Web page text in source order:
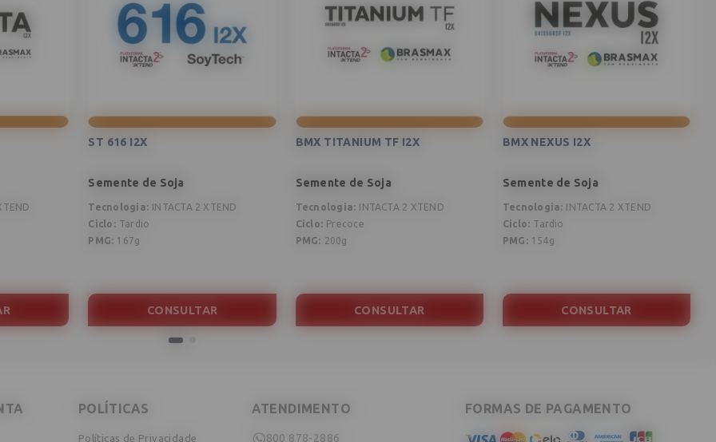
ST 616 I2X
Semente de Soja
Tecnologia:
INTACTA 2 XTEND
Ciclo : Tardio
PMG: 167g
CONSULTAR
BMX TITANIUM TF I2X
Semente de Soja
Tecnologia:
INTACTA 2 XTEND
Ciclo: Precoce
PMG: 200g
CONSULTAR
BMX NEXUS I2X
Semente de Soja
Tecnologia:
INTACTA 2 XTEND
Ciclo: Tardio
PMG : 154g
CONSULTAR
POLÍTICAS
Políticas de Privacidade
ATENDIMENTO
800 878-2886
FORMAS DE PAGAMENTO